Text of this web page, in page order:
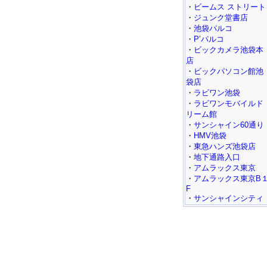
・ ビームス ストリート
・ ジュンク堂書店
・ 池袋パルコ
・ P’パルコ
・ ビックカメラ池袋本
店
・ ビックパソコン館池
袋店
・ ラビワン池袋
・ ラビワンモバイルド
リーム館
・ サンシャイン60通り
・ HMV池袋
・ 東急ハンズ池袋店
・ 地下通路入口
・ アムラックス東京
・ アムラックス東京B
F
・ サンシャインシティ